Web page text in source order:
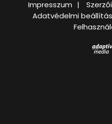
Impresszum
Adatvédelmi